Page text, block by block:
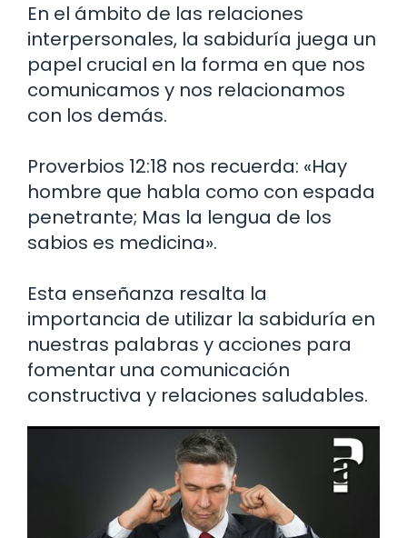
En el ámbito de las relaciones
interpersonales, la sabiduría juega un
papel crucial en la forma en que nos
comunicamos y nos relacionamos
con los demás.
Proverbios 12:18 nos recuerda: «Hay
hombre que habla como con espada
penetrante; Mas la lengua de los
sabios es medicina».
Esta enseñanza resalta la
importancia de utilizar la sabiduría en
nuestras palabras y acciones para
fomentar una comunicación
constructiva y relaciones saludables.